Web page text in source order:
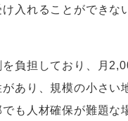
入れることができ
負担しており、月
あり、規模の小さ
も人材確保が難題な